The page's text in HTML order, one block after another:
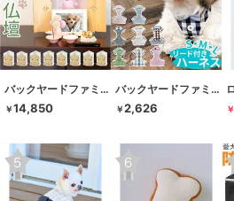
バックヤードファミリー
￥14,850
バックヤードファミリー
￥2,626 ￥